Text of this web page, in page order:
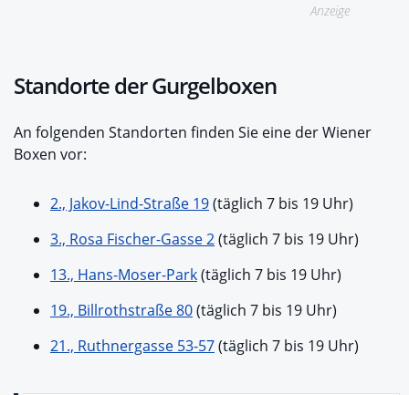
Anzeige
Standorte der Gurgelboxen
An folgenden Standorten finden Sie eine der Wiener
Boxen vor:
2., Jakov-Lind-Straße 19(täglich 7 bis 19 Uhr)
3., Rosa Fischer-Gasse 2(täglich 7 bis 19 Uhr)
13., Hans-Moser-Park(täglich 7 bis 19 Uhr)
19., Billrothstraße 80(täglich 7 bis 19 Uhr)
21., Ruthnergasse 53-57(täglich 7 bis 19 Uhr)